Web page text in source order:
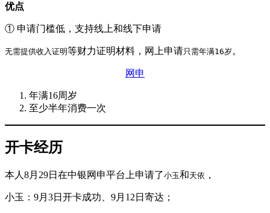
优点
① 申请门槛低，支持线上和线下申请
无需提供收入证明等财力证明材料，网上申请只需年满16岁 。
网申
年满16周岁
至少半年消费一次
开卡经历
本人8月29日在中银网申平台上申请了小玉和天依 ，
小玉：9月3日开卡成功、9月12日寄达；